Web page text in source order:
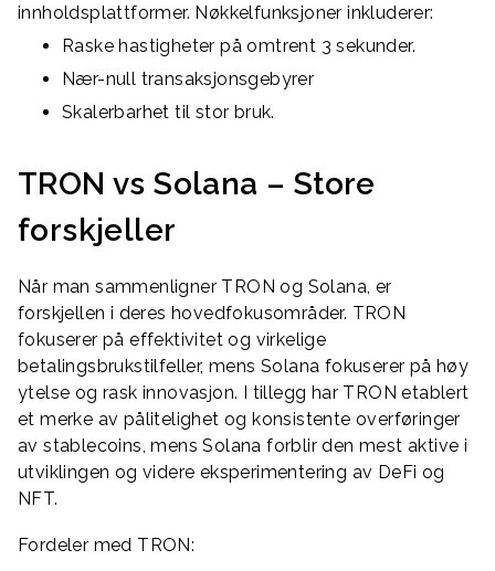
innholdsplattformer. Nøkkelfunksjoner inkluderer:
Raske hastigheter på omtrent 3 sekunder.
Nær-null transaksjonsgebyrer
Skalerbarhet til stor bruk.
TRON vs Solana – Store
forskjeller
Når man sammenligner TRON og Solana, er
forskjellen i deres hovedfokusområder. TRON
fokuserer på effektivitet og virkelige
betalingsbrukstilfeller, mens Solana fokuserer på høy
ytelse og rask innovasjon. I tillegg har TRON etablert
et merke av pålitelighet og konsistente overføringer
av stablecoins, mens Solana forblir den mest aktive i
utviklingen og videre eksperimentering av DeFi og
NFT.
Fordeler med TRON: